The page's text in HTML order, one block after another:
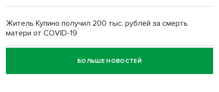
Житель Купино получил 200 тыс. рублей за смерть
матери от COVID-19
Новосибирский суд наказал водителя за смерть
пенсионерки на вокзале
БОЛЬШЕ НОВОСТЕЙ